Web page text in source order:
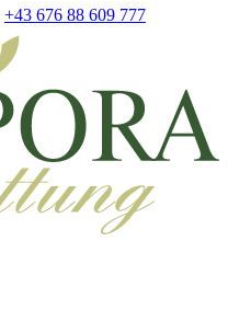
+43 676 88 609 777